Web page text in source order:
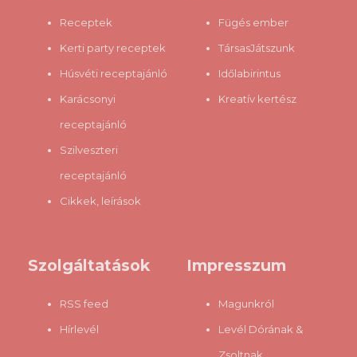
Receptek
Kerti party receptek
Húsvéti receptajánló
Karácsonyi
receptajánló
Szilveszteri
receptajánló
Cikkek, leírások
Fügés ember
TársasJátszunk
Időlabirintus
Kreatív kertész
Szolgáltatások
RSS feed
Hírlevél
Impresszum
Magunkról
Levél Dórának &